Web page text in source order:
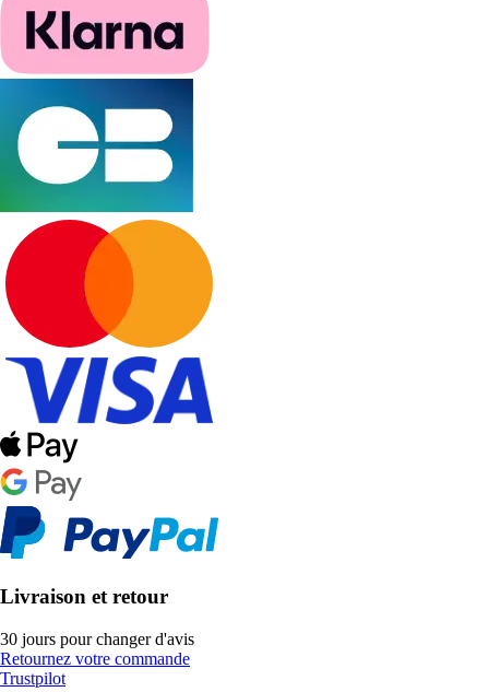
Livraison et retour
30 jours pour changer d'avis
Retournez votre commande
Trustpilot